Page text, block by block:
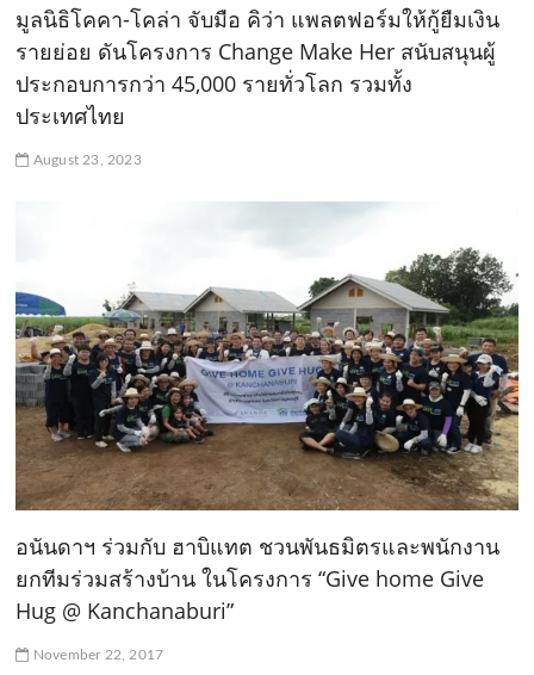
มูลนิธิโคคา-โคล่า จับมือ คิว่า แพลตฟอร์มให้กู้ยืมเงิน
รายย่อย ดันโครงการ Change Make Her สนับสนุนผู้
ประกอบการกว่า 45,000 รายทั่วโลก รวมทั้ง
ประเทศไทย
August 23, 2023
อนันดาฯ ร่วมกับ ฮาบิแทต ชวนพันธมิตรและพนักงาน
ยกทีมร่วมสร้างบ้าน ในโครงการ “Give home Give
Hug @ Kanchanaburi”
November 22, 2017